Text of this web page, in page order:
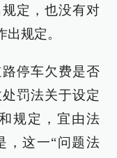
定，也没有对
规定。
停车欠费是否
罚法关于设定
规定，宜由法
，这一“问题法